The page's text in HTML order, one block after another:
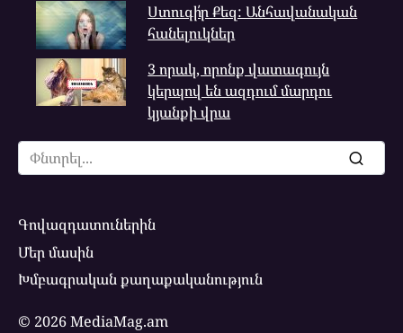
Ստուգի՛ր Քեզ: Անհավանական
հանելուկներ
3 որակ, որոնք վատագույն
կերպով են ազդում մարդու
կյանքի վրա
Search
for:
Գովազդատուներին
Մեր մասին
Խմբագրական քաղաքականություն
© 2026 MediaMag.am